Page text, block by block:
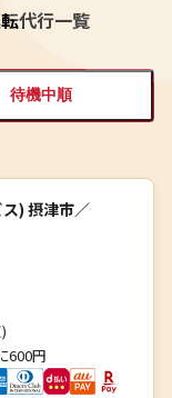
代行一覧
待機中順
) 摂津市／
600円